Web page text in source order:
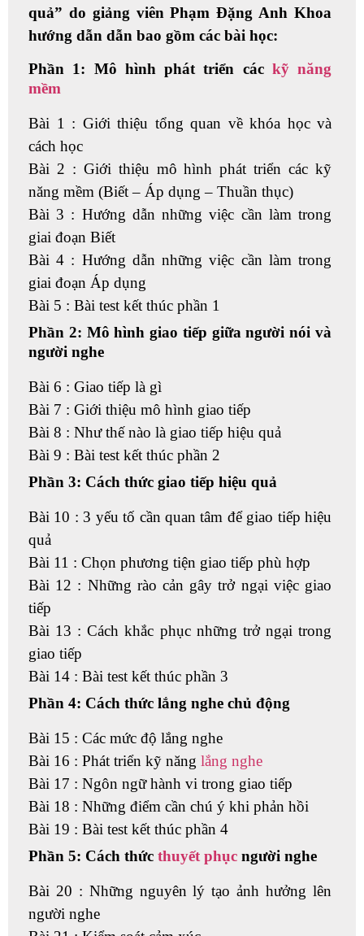
quả” do giảng viên Phạm Đặng Anh Khoa
hướng dẫn dẫn bao gồm các bài học:
Phần 1: Mô hình phát triển các kỹ năng
mềm
Bài 1 : Giới thiệu tổng quan về khóa học và
cách học
Bài 2 : Giới thiệu mô hình phát triển các kỹ
năng mềm (Biết – Áp dụng – Thuần thục)
Bài 3 : Hướng dẫn những việc cần làm trong
giai đoạn Biết
Bài 4 : Hướng dẫn những việc cần làm trong
giai đoạn Áp dụng
Bài 5 : Bài test kết thúc phần 1
Phần 2: Mô hình giao tiếp giữa người nói và
người nghe
Bài 6 : Giao tiếp là gì
Bài 7 : Giới thiệu mô hình giao tiếp
Bài 8 : Như thế nào là giao tiếp hiệu quả
Bài 9 : Bài test kết thúc phần 2
Phần 3: Cách thức giao tiếp hiệu quả
Bài 10 : 3 yếu tố cần quan tâm để giao tiếp hiệu
quả
Bài 11 : Chọn phương tiện giao tiếp phù hợp
Bài 12 : Những rào cản gây trở ngại việc giao
tiếp
Bài 13 : Cách khắc phục những trở ngại trong
giao tiếp
Bài 14 : Bài test kết thúc phần 3
Phần 4: Cách thức lắng nghe chủ động
Bài 15 : Các mức độ lắng nghe
Bài 16 : Phát triển kỹ năng lắng nghe
Bài 17 : Ngôn ngữ hành vi trong giao tiếp
Bài 18 : Những điểm cần chú ý khi phản hồi
Bài 19 : Bài test kết thúc phần 4
Phần 5: Cách thức thuyết phục người nghe
Bài 20 : Những nguyên lý tạo ảnh hưởng lên
người nghe